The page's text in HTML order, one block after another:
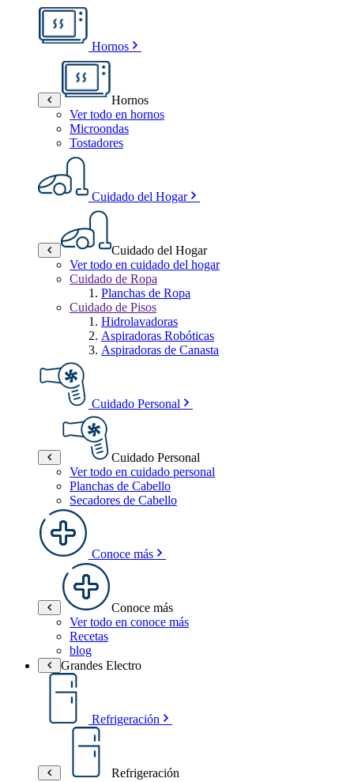
Hornos
Hornos
Ver todo en hornos
Microondas
Tostadores
Cuidado del Hogar
Cuidado del Hogar
Ver todo en cuidado del hogar
Cuidado de Ropa
Planchas de Ropa
Cuidado de Pisos
Hidrolavadoras
Aspiradoras Robóticas
Aspiradoras de Canasta
Cuidado Personal
Cuidado Personal
Ver todo en cuidado personal
Planchas de Cabello
Secadores de Cabello
Conoce más
Conoce más
Ver todo en conoce más
Recetas
blog
Grandes Electro
Refrigeración
Refrigeración